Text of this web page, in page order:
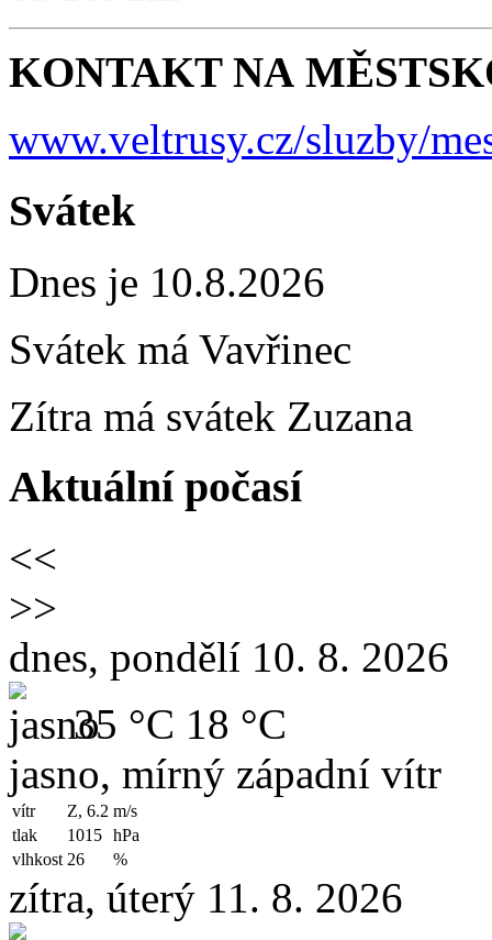
KONTAKT NA
www.veltrusy.cz/sluzby/
Svátek
Dnes je 10.8.2026
Svátek má Vavřinec
Zítra má svátek Zuzana
Aktuální počasí
<<
>>
dnes, pondělí 10. 8. 2026
35 °C 18 °C
jasno, mírný západní vítr
vítr Z, 6.2 m/s
tlak
1015 hPa
vlhkost 26 %
zítra, úterý 11. 8. 2026